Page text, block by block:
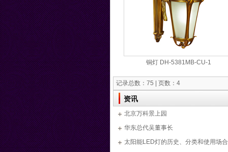
铜灯 DH-5381MB-CU-1
记录总数：75 | 页数：4
资讯
北京万科景上园
华东总代吴董事长
太阳能LED灯的历史、分类和使用场合